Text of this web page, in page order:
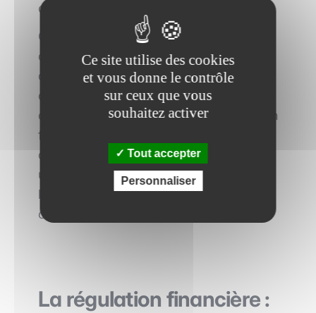
ou environnemental des projets.
C'est un métier où les compétences
analytiques sont mises au service de la
décision publique, offrant ainsi une
dimension supplémentaire à l'expertise
des professionnels. Pour les étudiants en
finance qui cherchent à donner du sens
à leur travail, ces métiers représentent
une opportunité passionnante de mettre
leurs compétences au service de la
collectivité.
La régulation financière :
Ce site utilise des cookies
et vous donne le contrôle
sur ceux que vous
souhaitez activer
Tout accepter
Personnaliser